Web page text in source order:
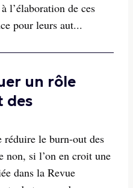
l’élaboration de ces
pour leurs aut...
un rôle
des
réduire le burn-out des
non, si l’on en croit une
dans la Revue